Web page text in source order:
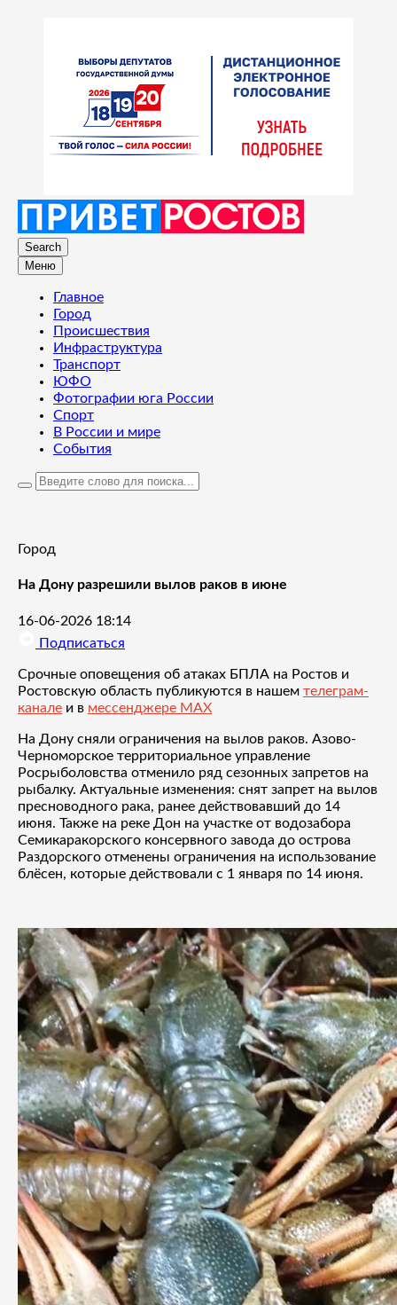
Search
Меню
Главное
Город
Происшествия
Инфраструктура
Транспорт
ЮФО
Фотографии юга России
Спорт
В России и мире
События
Город
На Дону разрешили вылов раков в июне
16-06-2026 18:14
Подписаться
Срочные оповещения об атаках БПЛА на Ростов и
Ростовскую область публикуются в нашем телеграм-
канале и в мессенджере MAX
На Дону сняли ограничения на вылов раков. Азово-
Черноморское территориальное управление
Росрыболовства отменило ряд сезонных запретов на
рыбалку. Актуальные изменения: снят запрет на вылов
пресноводного рака, ранее действовавший до 14
июня. Также на реке Дон на участке от водозабора
Семикаракорского консервного завода до острова
Раздорского отменены ограничения на использование
блёсен, которые действовали с 1 января по 14 июня.